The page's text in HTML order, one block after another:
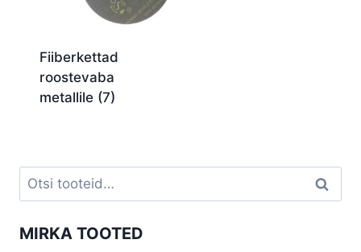
Fiiberkettad
roostevaba
metallile (7)
Otsi: Otsi
MIRKA TOOTED